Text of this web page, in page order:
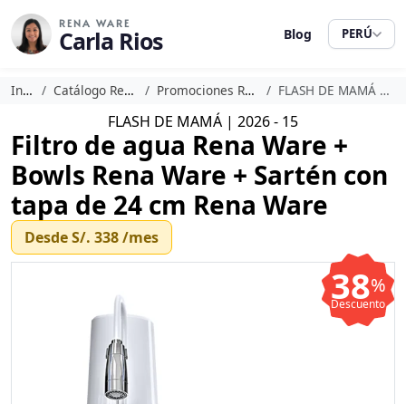
RENA WARE
Carla Rios Blog PERÚ
Inicio Catálogo Rena Ware Promociones Rena Ware FLASH DE MAMÁ | 2026 - 15
FLASH DE MAMÁ | 2026 - 15
Filtro de agua Rena Ware +
Bowls Rena Ware + Sartén con
tapa de 24 cm Rena Ware
DesdeS/. 338/mes
38%
Descuento